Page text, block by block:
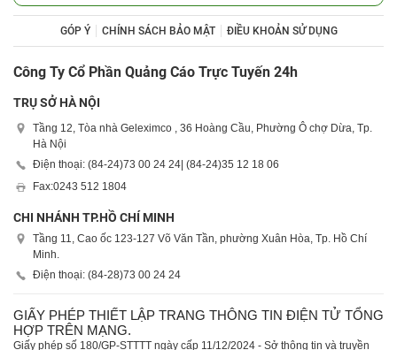
GÓP Ý CHÍNH SÁCH BẢO MẬT ĐIỀU KHOẢN SỬ DỤNG
Công Ty Cổ Phần Quảng Cáo Trực Tuyến 24h
TRỤ SỞ HÀ NỘI
Tầng 12, Tòa nhà Geleximco , 36 Hoàng Cầu, Phường Ô chợ Dừa, Tp.
Hà Nội
Điện thoại: (84-24)73 00 24 24| (84-24)35 12 18 06
Fax:0243 512 1804
CHI NHÁNH TP.HỒ CHÍ MINH
Tầng 11, Cao ốc 123-127 Võ Văn Tần, phường Xuân Hòa, Tp. Hồ Chí
Minh.
Điện thoại: (84-28)73 00 24 24
GIẤY PHÉP THIẾT LẬP TRANG THÔNG TIN ĐIỆN TỬ TỔNG
HỢP TRÊN MẠNG.
Giấy phép số 180/GP-STTTT ngày cấp 11/12/2024 - Sở thông tin và truyền